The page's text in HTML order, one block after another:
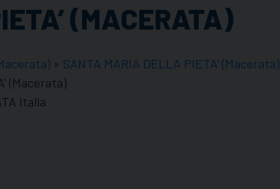
(MACERATA)
» SANTA MARIA DELLA PIETA' (Macerata)
(Macerata)
Italia